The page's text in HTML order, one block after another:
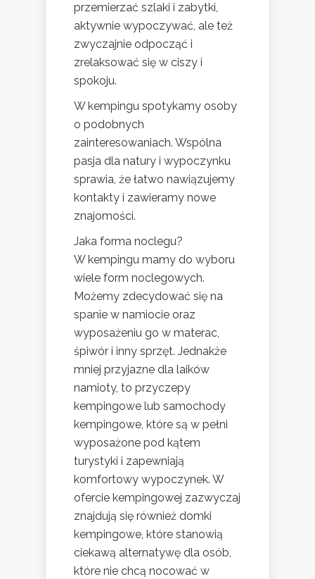
przemierzać szlaki i zabytki,
aktywnie wypoczywać, ale też
zwyczajnie odpocząć i
zrelaksować się w ciszy i
spokoju.
W kempingu spotykamy osoby
o podobnych
zainteresowaniach. Wspólna
pasja dla natury i wypoczynku
sprawia, że łatwo nawiązujemy
kontakty i zawieramy nowe
znajomości.
Jaka forma noclegu?
W kempingu mamy do wyboru
wiele form noclegowych.
Możemy zdecydować się na
spanie w namiocie oraz
wyposażeniu go w materac,
śpiwór i inny sprzęt. Jednakże
mniej przyjazne dla laików
namioty, to przyczepy
kempingowe lub samochody
kempingowe, które są w pełni
wyposażone pod kątem
turystyki i zapewniają
komfortowy wypoczynek. W
ofercie kempingowej zazwyczaj
znajdują się również domki
kempingowe, które stanowią
ciekawą alternatywę dla osób,
które nie chcą nocować w